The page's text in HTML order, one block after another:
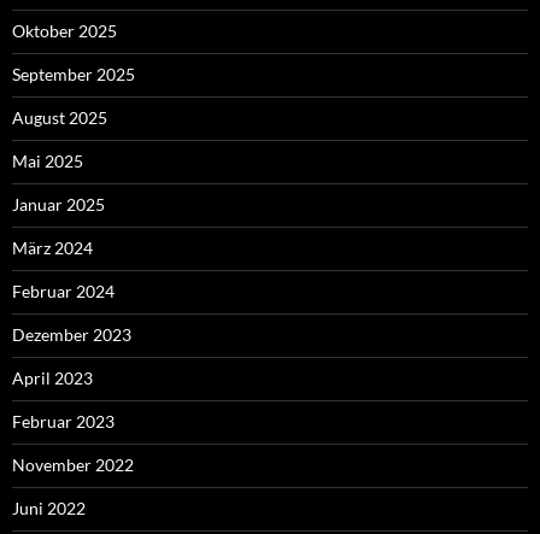
Oktober 2025
September 2025
August 2025
Mai 2025
Januar 2025
März 2024
Februar 2024
Dezember 2023
April 2023
Februar 2023
November 2022
Juni 2022